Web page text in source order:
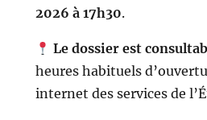
2026 à 17h30.
Le dossier est
heures habituels
internet des services de